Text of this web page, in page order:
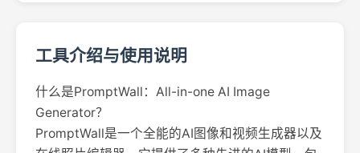
工具介绍与使用说明
什么是PromptWall：All-in-one AI Image
Generator？
PromptWall是一个全能的AI图像和视频生成器以及